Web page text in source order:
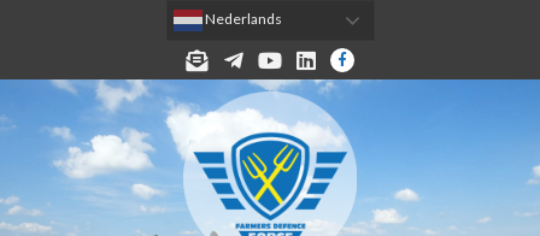
MELD JE AAN VOOR DE NIEUWSBRIEF!
TELEGRAMYOUTUBELINKEDINFACEBOOK
Nederlands